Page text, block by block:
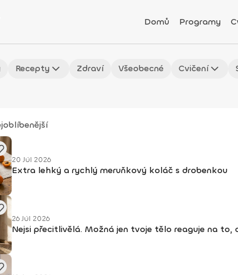
Domů Programy
Recepty Zdraví Všeobecné Cvičení
20 Júl 2026
Extra lehký a rychlý meruňkový koláč s drobenkou
26 Júl 2026
Nejsi přecitlivělá. Možná jen tvoje tělo reaguje na to,